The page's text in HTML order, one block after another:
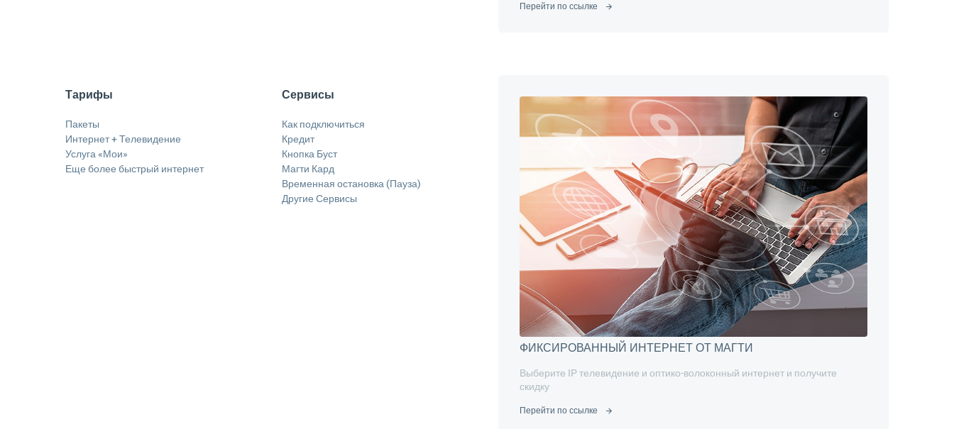
Перейти по ссылке
Тарифы
Пакеты
Интернет + Телевидение
Услуга «Мои»
Еще более быстрый интернет
Сервисы
Как подключиться
Кредит
Кнопка Буст
Магти Кард
Временная остановка (Пауза)
Другие Сервисы
ФИКСИРОВАННЫЙ ИНТЕРНЕТ ОТ МАГТИ
Выберите IP телевидение и оптико-волоконный интернет и получите
скидку
Перейти по ссылке